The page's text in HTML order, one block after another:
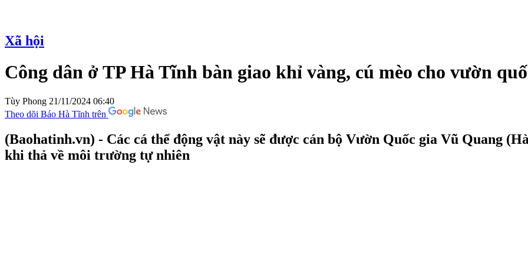
Xã hội
Công dân ở TP Hà Tĩnh bàn giao khỉ vàng, cú mèo cho vườn
Tùy Phong 21/11/2024 06:40
Theo dõi Báo Hà Tĩnh trên
(Baohatinh.vn) - Các cá thể động vật này sẽ được cán bộ Vườn Quốc gia Vũ Quang
khi thả về môi trường tự nhiên